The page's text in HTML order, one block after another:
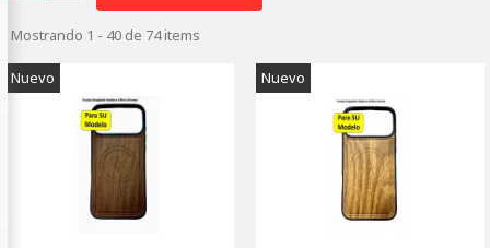
Mostrando 1 - 40 de 74 items
Nuevo Nuevo